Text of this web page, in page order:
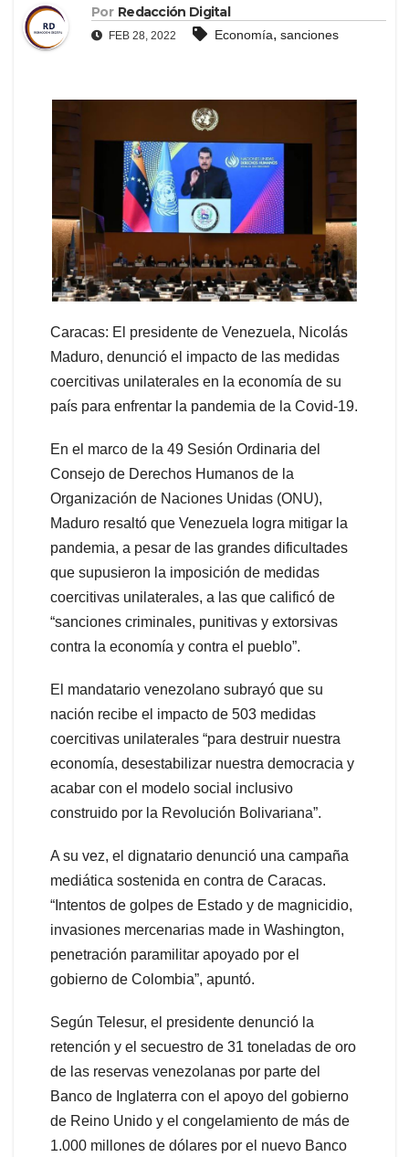
Por Redacción Digital
FEB 28, 2022 Economía, sanciones
Caracas: El presidente de Venezuela, Nicolás
Maduro, denunció el impacto de las medidas
coercitivas unilaterales en la economía de su
país para enfrentar la pandemia de la Covid-19.
En el marco de la 49 Sesión Ordinaria del
Consejo de Derechos Humanos de la
Organización de Naciones Unidas (ONU),
Maduro resaltó que Venezuela logra mitigar la
pandemia, a pesar de las grandes dificultades
que supusieron la imposición de medidas
coercitivas unilaterales, a las que calificó de
“sanciones criminales, punitivas y extorsivas
contra la economía y contra el pueblo”.
El mandatario venezolano subrayó que su
nación recibe el impacto de 503 medidas
coercitivas unilaterales “para destruir nuestra
economía, desestabilizar nuestra democracia y
acabar con el modelo social inclusivo
construido por la Revolución Bolivariana”.
A su vez, el dignatario denunció una campaña
mediática sostenida en contra de Caracas.
“Intentos de golpes de Estado y de magnicidio,
invasiones mercenarias made in Washington,
penetración paramilitar apoyado por el
gobierno de Colombia”, apuntó.
Según Telesur, el presidente denunció la
retención y el secuestro de 31 toneladas de oro
de las reservas venezolanas por parte del
Banco de Inglaterra con el apoyo del gobierno
de Reino Unido y el congelamiento de más de
1.000 millones de dólares por el nuevo Banco